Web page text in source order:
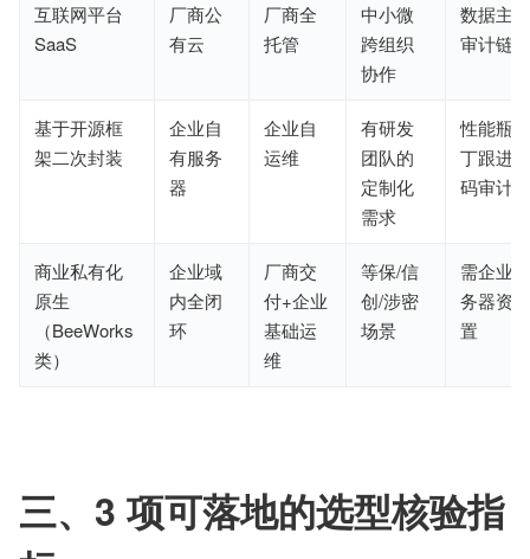
互联网平台
SaaS
厂商公
有云
厂商全
托管
中小微
跨组织
协作
数据主
审计链
基于开源框
架二次封装
企业自
有服务
器
企业自
运维
有研发
团队的
定制化
需求
性能瓶
丁跟进
码审计
商业私有化
原生
（BeeWorks
类）
企业域
内全闭
环
厂商交
付+企业
基础运
维
等保/信
创/涉密
场景
需企业
务器资
置
三、3 项可落地的选型核验指